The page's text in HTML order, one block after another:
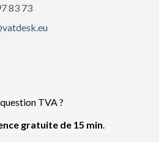
83 73
TVA ?
gratuite de 15 min